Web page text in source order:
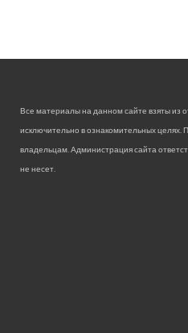
Все материалы на данном сайте взяты из
исключительно в ознакомительных
владельцам. Администрация сайта
не несет.